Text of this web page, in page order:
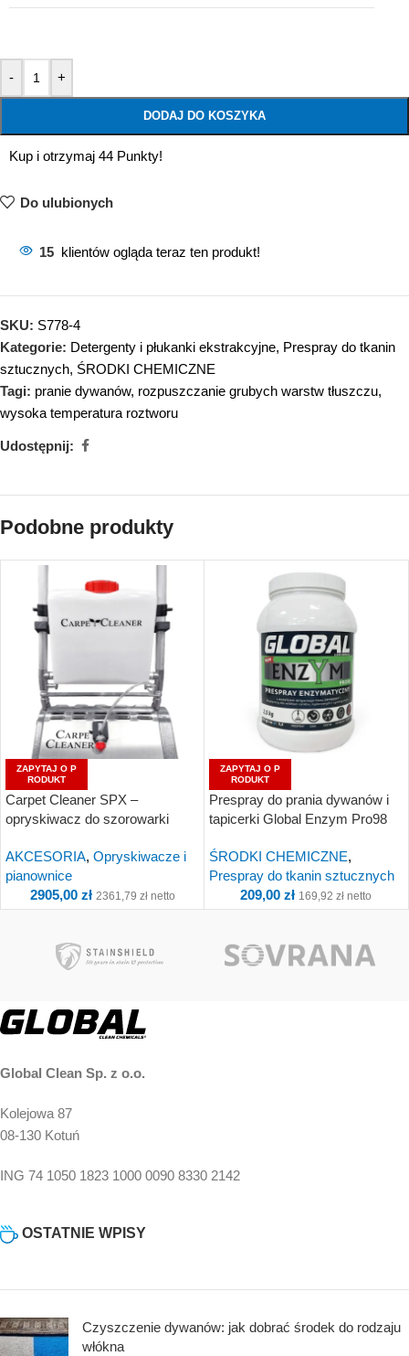
- +
DODAJ DO KOSZYKA
Kup i otrzymaj 44 Punkty!
Do ulubionych
15 klientów ogląda teraz ten produkt!
SKU: S778-4
Kategorie: Detergenty i płukanki ekstrakcyjne, Prespray do tkanin
sztucznych, ŚRODKI CHEMICZNE
Tagi: pranie dywanów, rozpuszczanie grubych warstw tłuszczu,
wysoka temperatura roztworu
Udostępnij:
Podobne produkty
ZAPYTAJ O P
RODUKT
Carpet Cleaner SPX –
opryskiwacz do szorowarki
Kompletny
AKCESORIA, Opryskiwacze i
pianownice
2905,00 zł 2361,79 złnetto
Kup i otrzymaj 291
ZAPYTAJ O P
RODUKT
Prespray do prania dywanów i
tapicerki Global Enzym Pro98
ŚRODKI CHEMICZNE,
Prespray do tkanin sztucznych
209,00 zł 169,92 zł netto
Kup i otrzymaj 21
Global Clean Sp. z o.o.
Kolejowa 87
08-130 Kotuń
ING 74 1050 1823 1000 0090 8330 2142
OSTATNIE WPISY
Czyszczenie dywanów: jak dobrać środek do rodzaju
włókna